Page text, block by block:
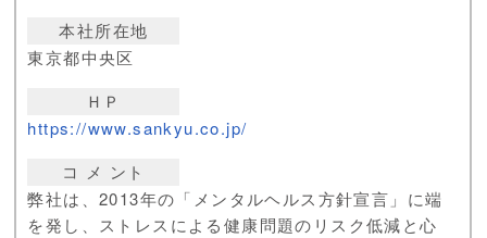
本社所在地
東京都中央区
ＨＰ
https://www.sankyu.co.jp/
コ メ ント
弊社は、2013年の「メンタルヘルス方針宣言」に端
を発し、ストレスによる健康問題のリスク低減と心